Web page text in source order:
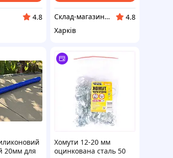
4.8
Склад-магазин "Свояк Group".
4.8
Харків
20мм для
Хомути 12-20 мм
оцинкована сталь 50